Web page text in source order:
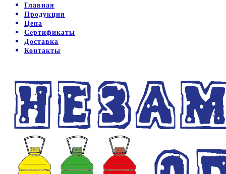
Главная
Продукция
Цена
Сертификаты
Доставка
Контакты